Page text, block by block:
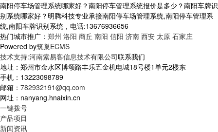
南阳停车场管理系统哪家好？南阳停车管理系统报价是多少？南阳车牌识
别系统哪家好？明腾科技专业承接南阳停车场管理系统,南阳停车管理系
统,南阳车牌识别系统，电话:13676936656
热门城市推广： 郑州 洛阳 商丘 南阳 信阳 济南 西安 太原 石家庄
Powered by筑巢ECMS
技术支持:河南索易客信息技术有限公司联系我们
地址：郑州市金水区博颂路丰乐五金机电城18号楼1单元2楼东
手机：13223098789
邮箱： 782932191@qq.com
网址：nanyang.hnaixin.cn
一键拨号
产品项目
新闻资讯